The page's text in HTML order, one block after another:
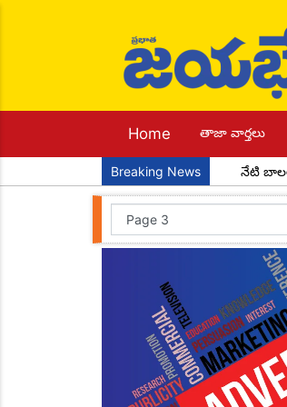
Home తాజా వార్తలు
Breaking News
చాడ కొండాల్ రెడ్డి నేటి బాలలే రేపటి